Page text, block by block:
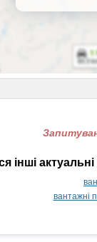
інші
вантажні